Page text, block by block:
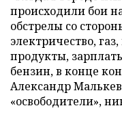
происходили бои
обстрелы со
электричество,
продукты,
бензин, в конце
Александр
«освободители»,